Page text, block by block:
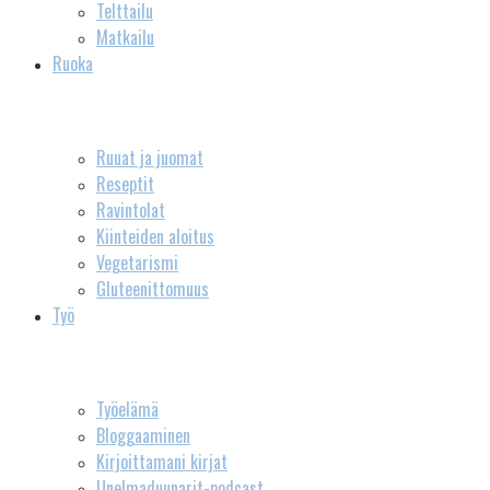
Telttailu
Matkailu
Ruoka
Ruuat ja juomat
Reseptit
Ravintolat
Kiinteiden aloitus
Vegetarismi
Gluteenittomuus
Työ
Työelämä
Bloggaaminen
Kirjoittamani kirjat